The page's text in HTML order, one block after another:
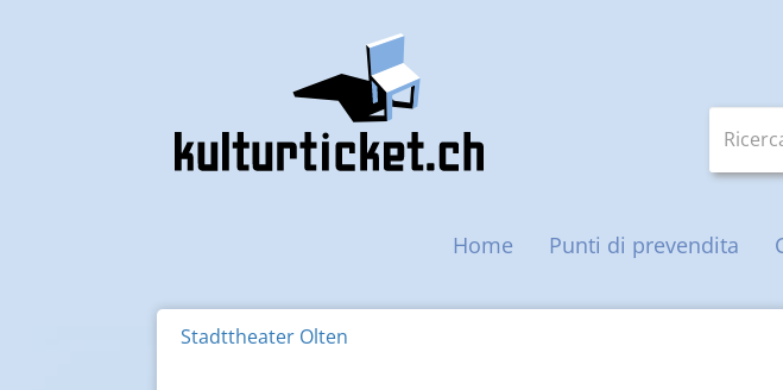
Navigazione principale
Home Punti di prevendita
Stadttheater Olten